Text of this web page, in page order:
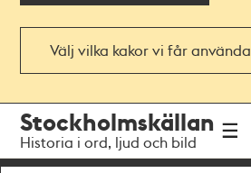
Välj vilka kakor vi får använda
navigationen
huvudinnehållet
Stockholmskällan
Historia i ord, ljud och bild